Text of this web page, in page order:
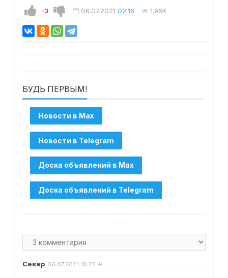
-3 06.07.2021 02:16 1.96K
БУДЬ ПЕРВЫМ!
Север 06.07.2021 18:23 #